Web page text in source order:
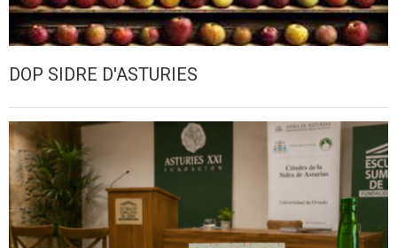
DOP SIDRE D'ASTURIES